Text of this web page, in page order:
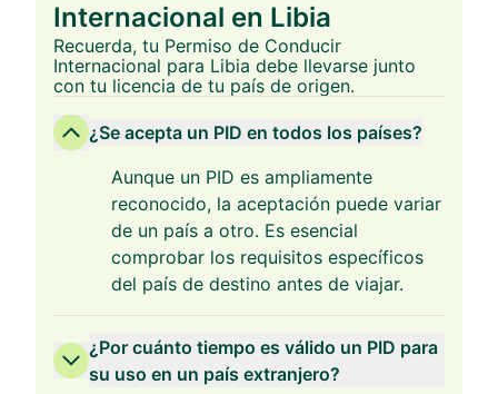
Internacional en Libia
Recuerda, tu Permiso de Conducir
Internacional para Libia debe llevarse junto
con tu licencia de tu país de origen.
¿Se acepta un PID en todos los países?
Aunque un PID es ampliamente
reconocido, la aceptación puede variar
de un país a otro. Es esencial
comprobar los requisitos específicos
del país de destino antes de viajar.
¿Por cuánto tiempo es válido un PID para
su uso en un país extranjero?